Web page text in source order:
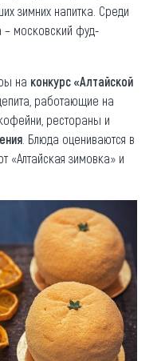
зимних напитка. Среди
– московский фуд-
на конкурс «Алтайской
работающие на
рестораны и
. Блюда оцениваются в
«Алтайская зимовка» и